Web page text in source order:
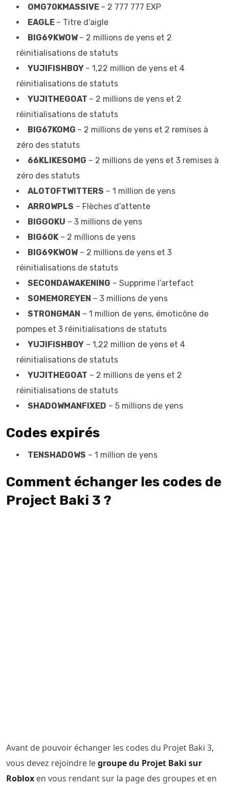
OMG70KMASSIVE – 2 777 777 EXP
EAGLE – Titre d’aigle
BIG69KWOW– 2 millions de yens et 2
réinitialisations de statuts
YUJIFISHBOY – 1,22 million de yens et 4
réinitialisations de statuts
YUJITHEGOAT – 2 millions de yens et 2
réinitialisations de statuts
BIG67KOMG – 2 millions de yens et 2 remises à
zéro des statuts
66KLIKESOMG – 2 millions de yens et 3 remises à
zéro des statuts
ALOTOFTWITTERS – 1 million de yens
ARROWPLS – Flèches d’attente
BIGGOKU – 3 millions de yens
BIG60K– 2 millions de yens
BIG69KWOW– 2 millions de yens et 3
réinitialisations de statuts
SECONDAWAKENING – Supprime l’artefact
SOMEMOREYEN – 3 millions de yens
STRONGMAN – 1 million de yens, émoticône de
pompes et 3 réinitialisations de statuts
YUJIFISHBOY – 1,22 million de yens et 4
réinitialisations de statuts
YUJITHEGOAT – 2 millions de yens et 2
réinitialisations de statuts
SHADOWMANFIXED – 5 millions de yens
Codes expirés
TENSHADOWS – 1 million de yens
Comment échanger les codes de
Project Baki 3 ?
Avant de pouvoir échanger les codes du Projet Baki 3,
vous devez rejoindre legroupe du Projet Baki sur
Roblox en vous rendant sur la page des groupes et en